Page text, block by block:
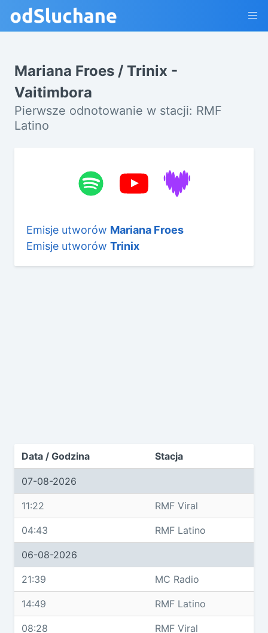
Mariana Froes / Trinix -
Vaitimbora
Pierwsze odnotowanie w stacji: RMF
Latino
Emisje utworów Mariana Froes
Emisje utworów Trinix
Data / Godzina Stacja
07-08-2026
11:22 RMF Viral
04:43 RMF Latino
06-08-2026
21:39 MC Radio
14:49 RMF Latino
08:28 RMF Viral